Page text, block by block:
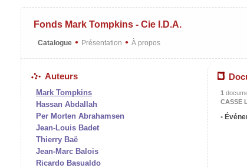
Fonds Mark Tompkins - Cie I.D.A.
Catalogue • Présentation • À propos
Auteurs
Mark Tompkins
Hassan Abdallah
Per Morten Abrahamsen
Jean-Louis Badet
Thierry Baë
Jean-Marc Balois
Ricardo Basualdo
1
CASSE